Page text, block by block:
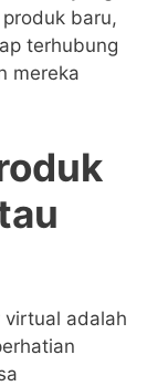
baru,
terhubung
mereka
adalah